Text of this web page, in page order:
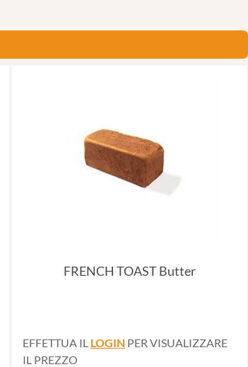
FRENCH TOAST Butter
EFFETTUA IL LOGIN PER VISUALIZZARE
IL PREZZO